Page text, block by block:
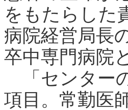
をもたらした
病院経営局長
卒中専門病院
「センター
項目。常勤医